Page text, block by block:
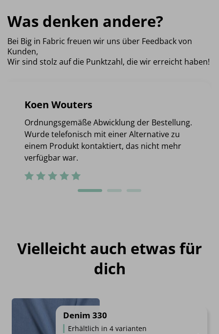
Was denken andere?
Bei Big in Fabric freuen wir uns über Feedback von
Kunden,
Wir sind stolz auf die Punktzahl, die wir erreicht haben!
Koen Wouters
Ordnungsgemäße Abwicklung der Bestellung.
Wurde telefonisch mit einer Alternative zu
einem Produkt kontaktiert, das nicht mehr
verfügbar war.
Vielleicht auch etwas für
dich
Denim 330
Erhältlich in 4 varianten